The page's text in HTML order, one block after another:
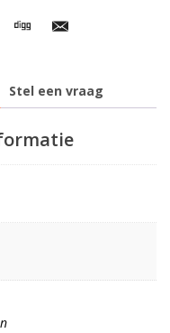
Stel een vraag